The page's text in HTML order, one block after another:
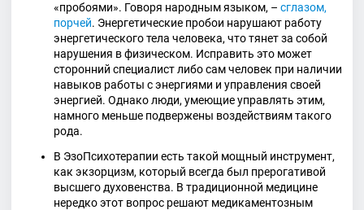
«пробоями». Говоря народным языком, – сглазом,
порчей. Энергетические пробои нарушают работу
энергетического тела человека, что тянет за собой
нарушения в физическом. Исправить это может
сторонний специалист либо сам человек при наличии
навыков работы с энергиями и управления своей
энергией. Однако люди, умеющие управлять этим,
намного меньше подвержены воздействиям такого
рода.
В ЭзоПсихотерапии есть такой мощный инструмент,
как экзорцизм, который всегда был прерогативой
высшего духовенства. В традиционной медицине
нередко этот вопрос решают медикаментозным